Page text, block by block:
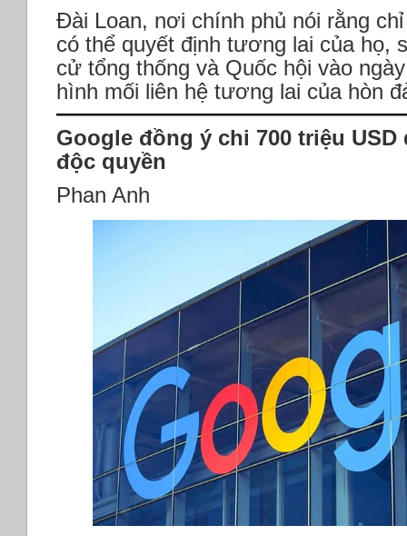
Đài Loan, nơi chính phủ nói rằng
có thể quyết định tương lai của họ,
cử tổng thống và Quốc hội vào
hình mối liên hệ tương lai của hòn
Google đồng ý chi 700 triệu
độc quyền
Phan Anh